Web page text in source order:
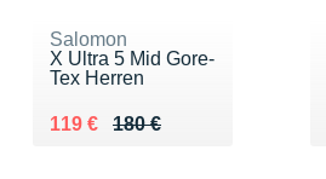
Salomon
X Ultra 5 Mid Gore-
Tex Herren
180 €
Au lieu de 180 €
119 €
Vendu 119 €